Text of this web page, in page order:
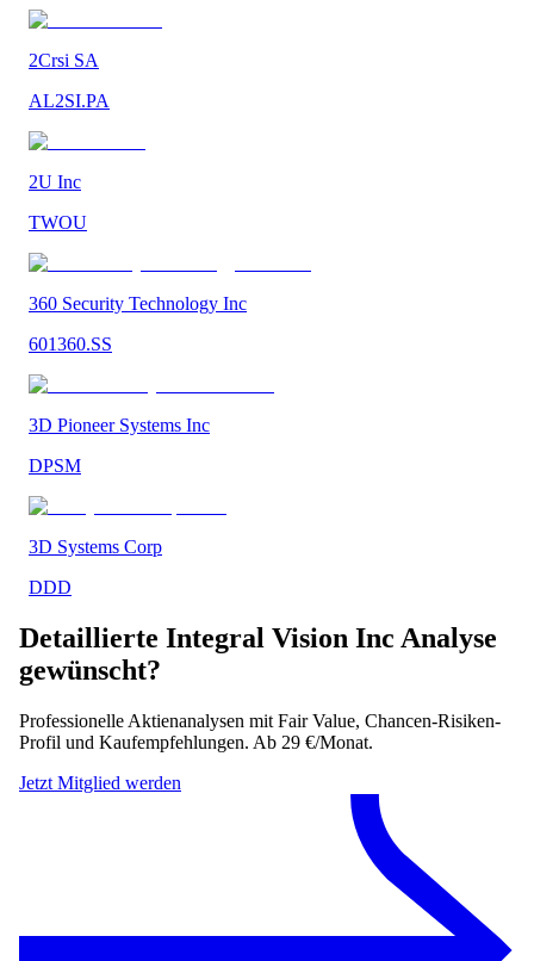
2Crsi SA
AL2SI.PA
2U Inc
TWOU
360 Security Technology Inc
601360.SS
3D Pioneer Systems Inc
DPSM
3D Systems Corp
DDD
Detaillierte Integral Vision Inc Analyse
gewünscht?
Professionelle Aktienanalysen mit Fair Value, Chancen-Risiken-
Profil und Kaufempfehlungen. Ab 29 €/Monat.
Jetzt Mitglied werden